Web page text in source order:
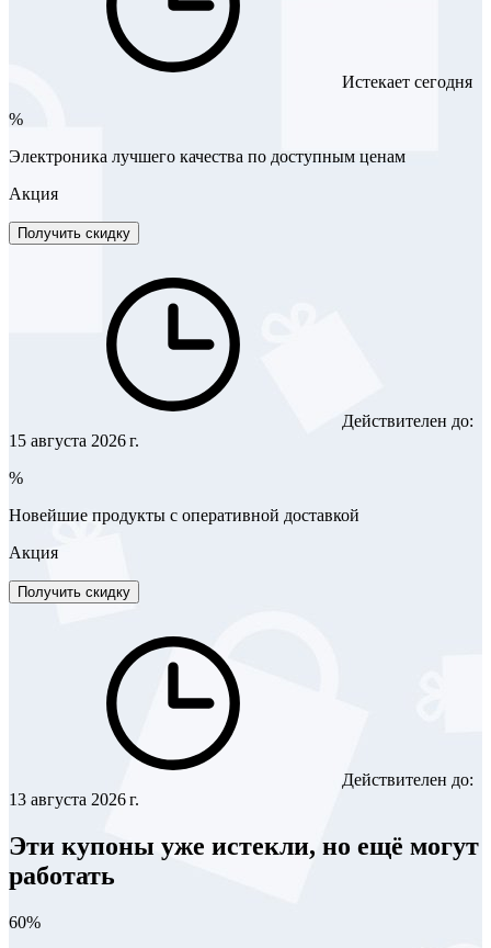
Истекает сегодня
%
Электроника лучшего качества по доступным ценам
Акция
Получить скидку
Действителен до:
15 августа 2026 г.
%
Новейшие продукты с оперативной доставкой
Акция
Получить скидку
Действителен до:
13 августа 2026 г.
Эти купоны уже истекли, но ещё могут
работать
60%